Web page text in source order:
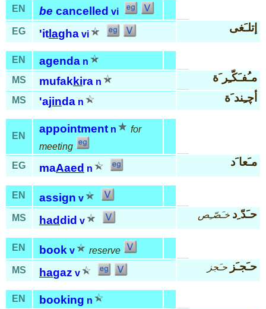
EN be cancelled vi
EG
'it lagha vi
إتلـَغى
EN agenda n
MS
mufakkira n مـُفـَكّـِر َة
MS 'ajinda n أچـِند َة
EN
appointment n
for
meeting
EG
maAaed n
مـَعا َد
EN assign v
MS
haddid v
حـَدّ ِد خـَصّـِص
EN book v
reserve
MS
hagaz v
حـَجـَز حـَجز
EN booking n